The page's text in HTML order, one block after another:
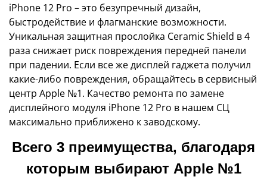
iPhone 12 Pro – это безупречный дизайн,
быстродействие и флагманские возможности.
Уникальная защитная прослойка Ceramic Shield в 4
раза снижает риск повреждения передней панели
при падении. Если все же дисплей гаджета получил
какие-либо повреждения, обращайтесь в сервисный
центр Apple №1. Качество ремонта по замене
дисплейного модуля iPhone 12 Pro в нашем СЦ
максимально приближено к заводскому.
Всего 3 преимущества, благодаря
которым выбирают Apple №1